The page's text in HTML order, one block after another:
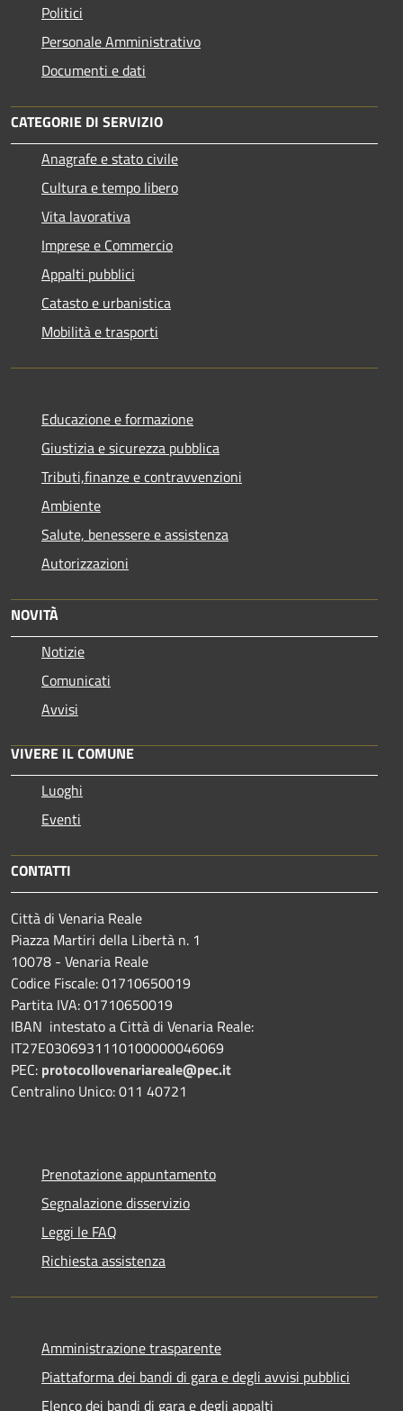
Politici
Personale Amministrativo
Documenti e dati
CATEGORIE DI SERVIZIO
Anagrafe e stato civile
Cultura e tempo libero
Vita lavorativa
Imprese e Commercio
Appalti pubblici
Catasto e urbanistica
Mobilità e trasporti
Educazione e formazione
Giustizia e sicurezza pubblica
Tributi,finanze e contravvenzioni
Ambiente
Salute, benessere e assistenza
Autorizzazioni
NOVITÀ
Notizie
Comunicati
Avvisi
VIVERE IL COMUNE
Luoghi
Eventi
CONTATTI
Città di Venaria Reale
Piazza Martiri della Libertà n. 1
10078 - Venaria Reale
Codice Fiscale: 01710650019
Partita IVA: 01710650019
IBAN intestato a Città di Venaria Reale:
IT27E0306931110100000046069
PEC: protocollovenariareale@pec.it
Centralino Unico: 011 40721
Prenotazione appuntamento
Segnalazione disservizio
Leggi le FAQ
Richiesta assistenza
Amministrazione trasparente
Piattaforma dei bandi di gara e degli avvisi pubblici
Elenco dei bandi di gara e degli appalti